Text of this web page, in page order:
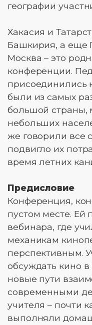
географии
Хакасия и
Башкирия, а еще
Москва – это
конференции.
присоединились
были из самых
большой страны,
небольших
же говорили все
подвигло их
время летних
Предисловие
Конференция,
пустом месте. Ей
вебинара, где
механикам
перспективным.
обсуждать кино
новые пути
современными
учителя – почти
выполняли